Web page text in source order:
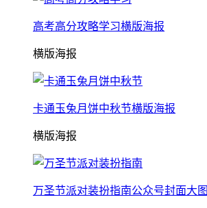
高考高分攻略学习横版海报
横版海报
卡通玉兔月饼中秋节横版海报
横版海报
万圣节派对装扮指南公众号封面大图